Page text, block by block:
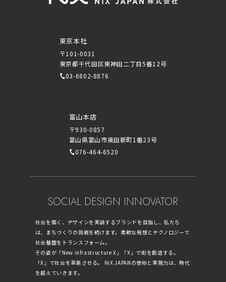
東京本社
〒101-0031
東京都千代田区東神田二丁目5番12号
03-6802-8876
富山本店
〒930-0857
富山県富山市奥田新町1番23号
076-464-6520
SOCIAL DESIGN INNOVATOR
社会を築く、デザインを実装するブランドを目指し、私たち
は、まちづくりの挑戦を続けます。柔軟な発想とテクノロジーで
社会基盤をトランスフォーム。
その姿が「New infrastructure X」「X」で街を創造する。
「X」で社会を革新させる。 NiX JAPANの使命と実現力は、時代
を超えていきます。